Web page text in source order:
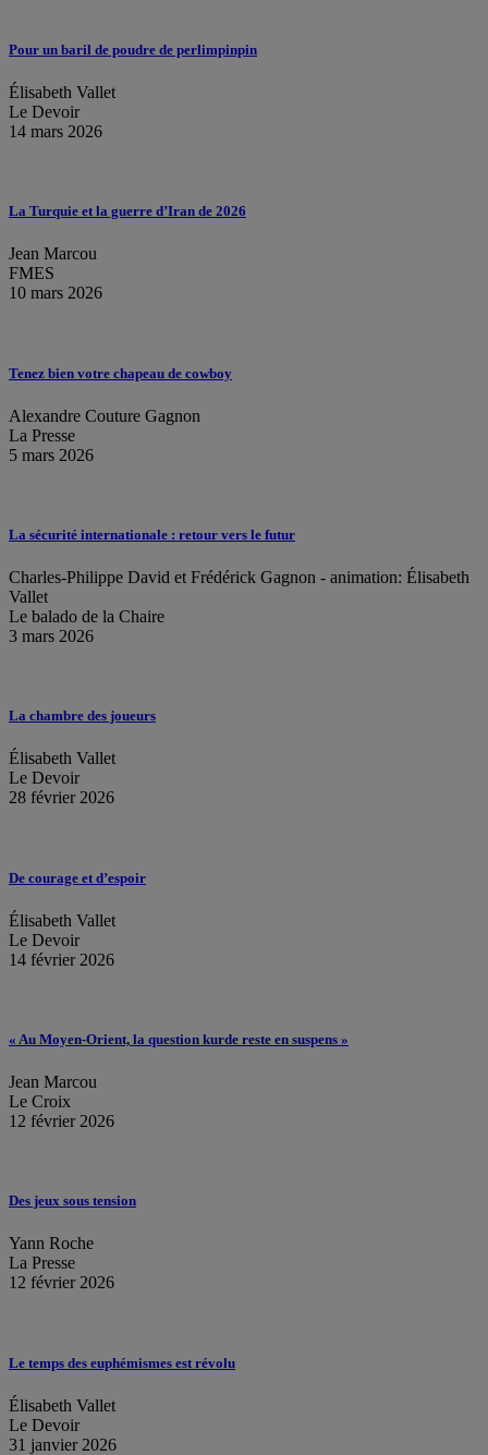
Pour un baril de poudre de perlimpinpin
Élisabeth Vallet
Le Devoir
14 mars 2026
La Turquie et la guerre d’Iran de 2026
Jean Marcou
FMES
10 mars 2026
Tenez bien votre chapeau de cowboy
Alexandre Couture Gagnon
La Presse
5 mars 2026
La sécurité internationale : retour vers le futur
Charles-Philippe David et Frédérick Gagnon - animation: Élisabeth
Vallet
Le balado de la Chaire
3 mars 2026
La chambre des joueurs
Élisabeth Vallet
Le Devoir
28 février 2026
De courage et d’espoir
Élisabeth Vallet
Le Devoir
14 février 2026
« Au Moyen-Orient, la question kurde reste en suspens »
Jean Marcou
Le Croix
12 février 2026
Des jeux sous tension
Yann Roche
La Presse
12 février 2026
Le temps des euphémismes est révolu
Élisabeth Vallet
Le Devoir
31 janvier 2026